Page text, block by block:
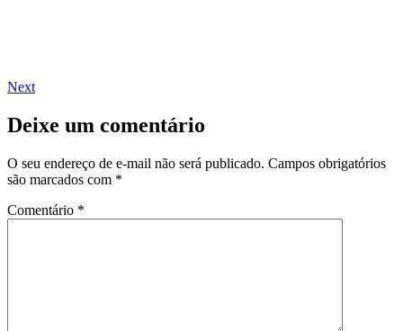
Next
Deixe um comentário
O seu endereço de e-mail não será publicado. Campos obrigatórios
são marcados com *
Comentário *